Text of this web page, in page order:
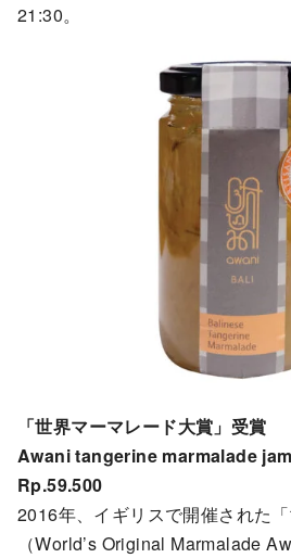
21:30。
「世界マーマレード大賞」受賞
Awani tangerine marmalade jam
Rp.59.500
2016年、イギリスで開催された
（World’s Original Marmalade